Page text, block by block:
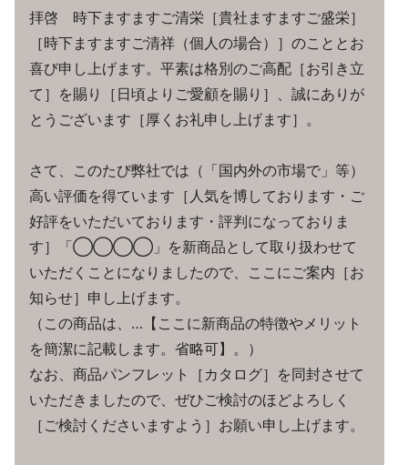
拝啓 時下ますますご清栄［貴社ますますご盛栄］
［時下ますますご清祥（個人の場合）］のこととお
喜び申し上げます。平素は格別のご高配［お引き立
て］を賜り［日頃よりご愛顧を賜り］、誠にありが
とうございます［厚くお礼申し上げます］。
さて、このたび弊社では（「国内外の市場で」等）
高い評価を得ています［人気を博しております・ご
好評をいただいております・評判になっておりま
す］「◯◯◯◯」を新商品として取り扱わせて
いただくことになりましたので、ここにご案内［お
知らせ］申し上げます。
（この商品は、…【ここに新商品の特徴やメリット
を簡潔に記載します。省略可】。）
なお、商品パンフレット［カタログ］を同封させて
いただきましたので、ぜひご検討のほどよろしく
［ご検討くださいますよう］お願い申し上げます。